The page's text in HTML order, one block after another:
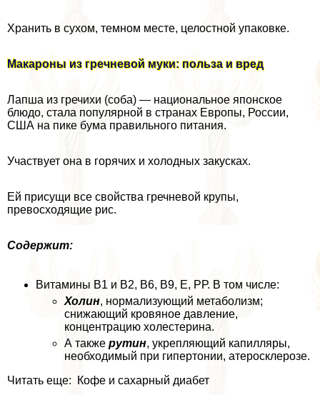
Хранить в сухом, темном месте, целостной упаковке.
Макароны из гречневой муки: польза и вред
Лапша из гречихи (соба) — национальное японское
блюдо, стала популярной в странах Европы, России,
США на пике бума правильного питания.
Участвует она в горячих и холодных закусках.
Ей присущи все свойства гречневой крупы,
превосходящие рис.
Содержит:
Витамины B1 и B2, В6, В9, Е, РР. В том числе:
Холин, нормализующий метаболизм;
снижающий кровяное давление,
концентрацию холестерина.
А также рутин, укрепляющий капилляры,
необходимый при гипертонии, атеросклерозе.
Читать еще: Кофе и сахарный диабет